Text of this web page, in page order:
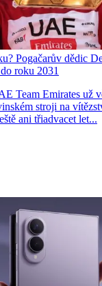
Pogačarův dědic
roku 2031
Team Emirates už
stroji na
ani třiadvacet let...